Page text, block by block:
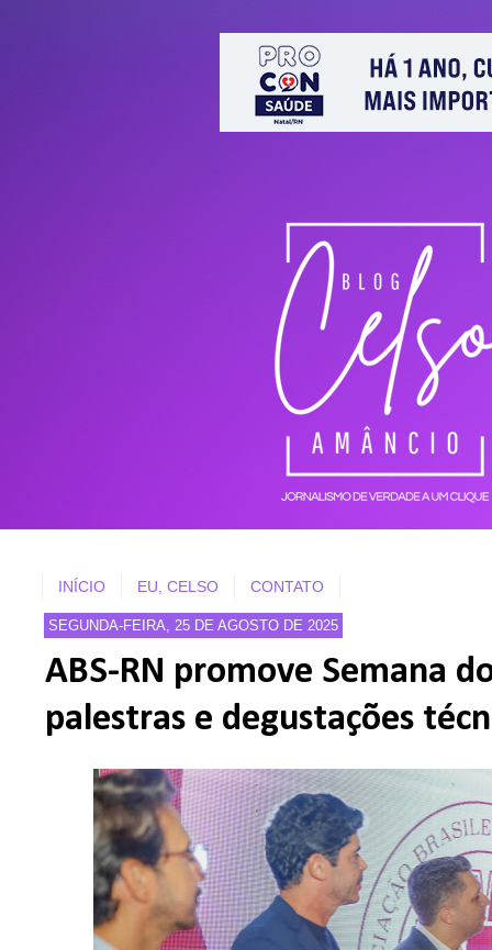
INÍCIO EU, CELSO CONTATO
SEGUNDA-FEIRA, 25 DE AGOSTO DE 2025
ABS-RN promove Semana
palestras e degustações